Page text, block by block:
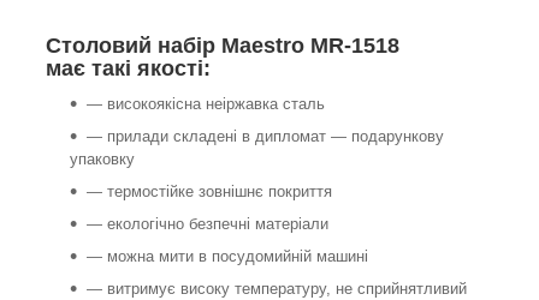
Столовий набір Maestro MR-1518
має такі якості:
— високоякісна неіржавка сталь
— прилади складені в дипломат — подарункову
упаковку
— термостійке зовнішнє покриття
— екологічно безпечні матеріали
— можна мити в посудомийній машині
— витримує високу температуру, не сприйнятливий